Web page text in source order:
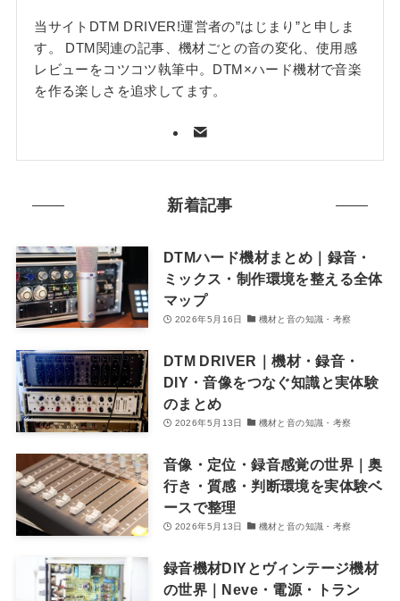
当サイトDTM DRIVER!運営者の”はじまり”と申しま
す。 DTM関連の記事、機材ごとの音の変化、使用感
レビューをコツコツ執筆中。DTM×ハード機材で音楽
を作る楽しさを追求してます。
新着記事
DTMハード機材まとめ｜録音・
ミックス・制作環境を整える全体
マップ
2026年5月16日 機材と音の知識・考察
DTM DRIVER｜機材・録音・
DIY・音像をつなぐ知識と実体験
のまとめ
2026年5月13日 機材と音の知識・考察
音像・定位・録音感覚の世界｜奥
行き・質感・判断環境を実体験ベ
ースで整理
2026年5月13日 機材と音の知識・考察
録音機材DIYとヴィンテージ機材
の世界｜Neve・電源・トラン